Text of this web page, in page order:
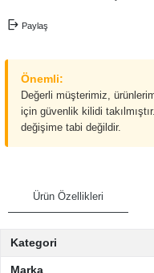
Paylaş
Önemli:
Değerli müşterimiz,
için güvenlik kilidi
değişime tabi değildir.
Ürün Özellikleri
Kategori
Marka